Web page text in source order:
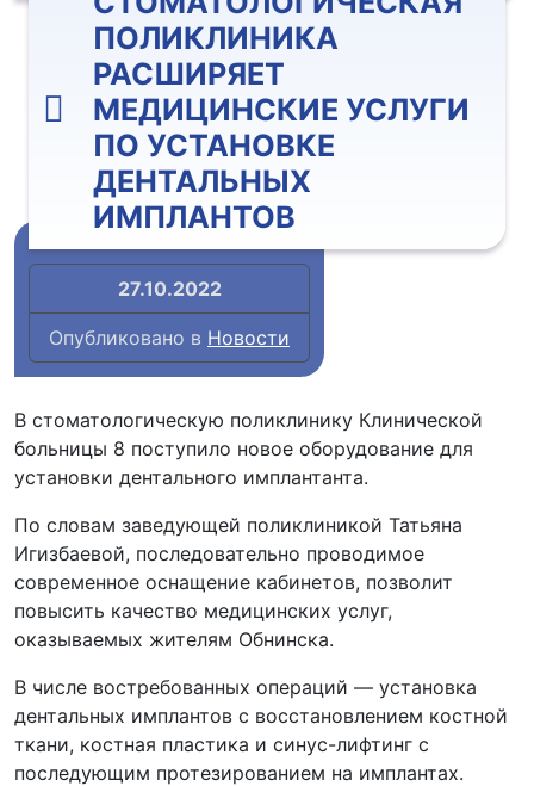
ПОЛИКЛИНИКА
РАСШИРЯЕТ
МЕДИЦИНСКИЕ УСЛУГИ
ПО УСТАНОВКЕ
ДЕНТАЛЬНЫХ
ИМПЛАНТОВ
27.10.2022
Опубликовано в Новости
В стоматологическую поликлинику Клинической
больницы 8 поступило новое оборудование для
установки дентального имплантанта.
По словам заведующей поликлиникой Татьяна
Игизбаевой, последовательно проводимое
современное оснащение кабинетов, позволит
повысить качество медицинских услуг,
оказываемых жителям Обнинска.
В числе востребованных операций — установка
дентальных имплантов с восстановлением костной
ткани, костная пластика и синус-лифтинг с
последующим протезированием на имплантах.